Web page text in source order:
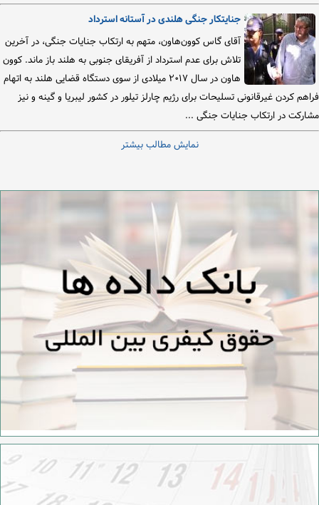
جنایتکار جنگی هلندی در آستانه استرداد
آقای گاس کوون‌هاون، متهم به ارتکاب جنایات جنگی، در آخرین
تلاش برای عدم استرداد از آفریقای جنوبی به هلند باز ماند. کوون
هاون در سال ۲۰۱۷ میلادی از سوی دستگاه قضایی هلند به اتهام
فراهم کردن غیرقانونی تسلیحات برای رژیم چارلز تیلور در کشور لیبریا و گینه و نیز
مشارکت در ارتکاب جنایات جنگی ...
نمایش مطالب بیشتر